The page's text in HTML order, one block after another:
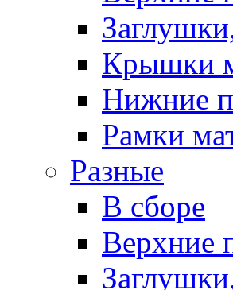
Крышки
Нижние
Рамки
Разные
В сборе
Верхние